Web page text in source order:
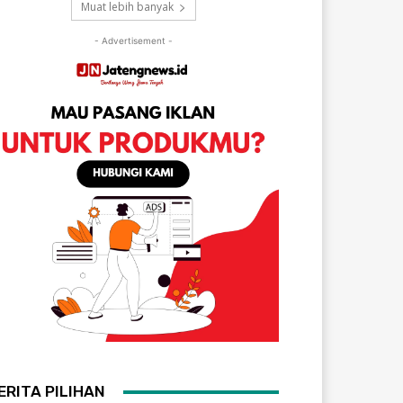
Muat lebih banyak
- Advertisement -
PILIHAN